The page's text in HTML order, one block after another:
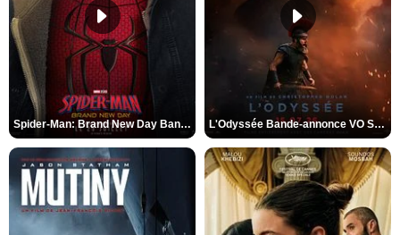
Spider-Man: Brand New Day Bande-annonce VO STFR L'Odyssée Bande-annonce VO STFR